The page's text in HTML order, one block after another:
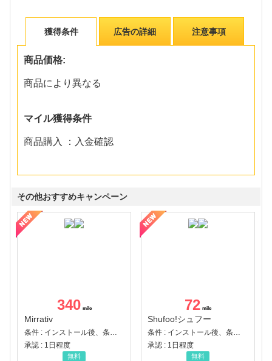
獲得条件 広告の詳細 注意事項
商品価格:
商品により異なる
マイル獲得条件
商品購入 ：入金確認
その他おすすめキャンペーン
340
Mirrativ
条件 : インストール後、条件達成
承認 : 1日程度
無料
72
Shufoo!シュフー
条件 : インストール後、条件達成
承認 : 1日程度
無料